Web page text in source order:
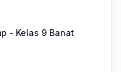
- Kelas 9 Banat